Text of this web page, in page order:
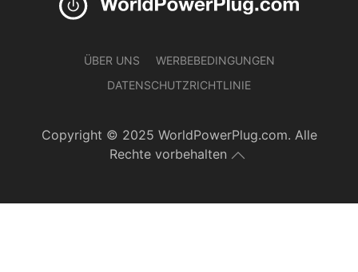
ÜBER UNS
WERBEBEDINGUNGEN
DATENSCHUTZRICHTLINIE
Copyright © 2025 WorldPowerPlug.com. Alle
Rechte vorbehalten